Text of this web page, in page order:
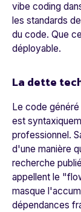
vibe coding
les standards
du code. Que
déployable.
La dette
Le code
est
professionnel.
d'une manière
recherche
appellent le
masque
dépendances